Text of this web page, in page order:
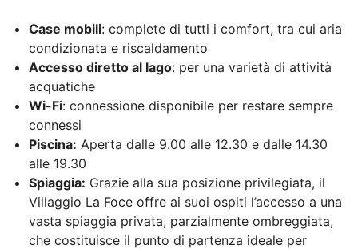
Case mobili: complete di tutti i comfort, tra cui aria
condizionata e riscaldamento
Accesso diretto al lago: per una varietà di attività
acquatiche
Wi-Fi: connessione disponibile per restare sempre
connessi
Piscina: Aperta dalle 9.00 alle 12.30 e dalle 14.30
alle 19.30
Spiaggia: Grazie alla sua posizione privilegiata, il
Villaggio La Foce offre ai suoi ospiti l’accesso a una
vasta spiaggia privata, parzialmente ombreggiata,
che costituisce il punto di partenza ideale per